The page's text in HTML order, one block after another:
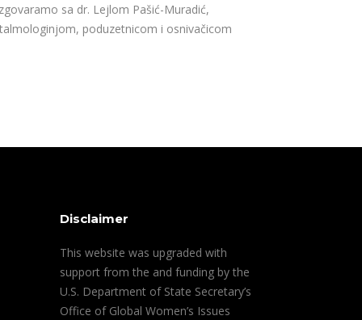
sa dr. Lejlom Pašić-Muradić,
poduzetnicom i osnivačicom
Disclaimer
This website was upgraded with
support from the and funding by the
U.S. Department of State Secretary’s
Office of Global Women’s Issues